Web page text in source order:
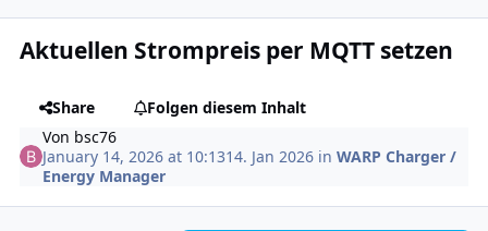
Aktuellen Strompreis per MQTT setzen
Share
Folgen diesem Inhalt
Von bsc76
January 14, 2026 at 10:1314. Jan 2026 inWARP Charger /
Energy Manager